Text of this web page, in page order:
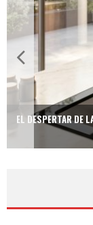
EL DESPERTAR DE